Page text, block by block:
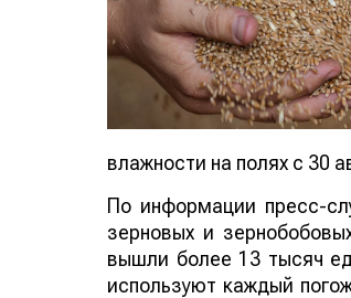
влажности на полях с 30
По информации пресс-
зерновых и
вышли более 13 тысяч
используют каждый